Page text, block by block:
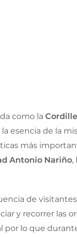
como la
esencia de la
más
Antonio Nariño,
de
y recorrer las
por lo que